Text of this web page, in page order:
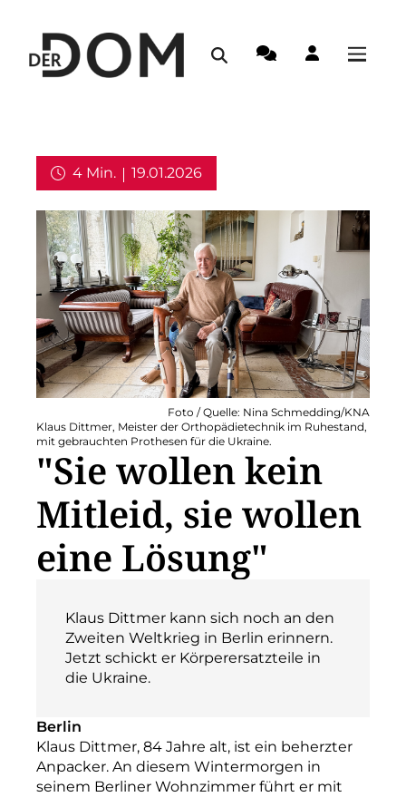
4 Min.
19.01.2026
Klaus Dittmer, Meister der Orthopädietechnik im Ruhestand,
mit gebrauchten Prothesen für die Ukraine.
Foto / Quelle: Nina Schmedding/KNA
"Sie wollen kein
Mitleid, sie wollen
eine Lösung"
Klaus Dittmer kann sich noch an den
Zweiten Weltkrieg in Berlin erinnern.
Jetzt schickt er Körperersatzteile in
die Ukraine.
Berlin
Klaus Dittmer, 84 Jahre alt, ist ein beherzter
Anpacker. An diesem Wintermorgen in
seinem Berliner Wohnzimmer führt er mit